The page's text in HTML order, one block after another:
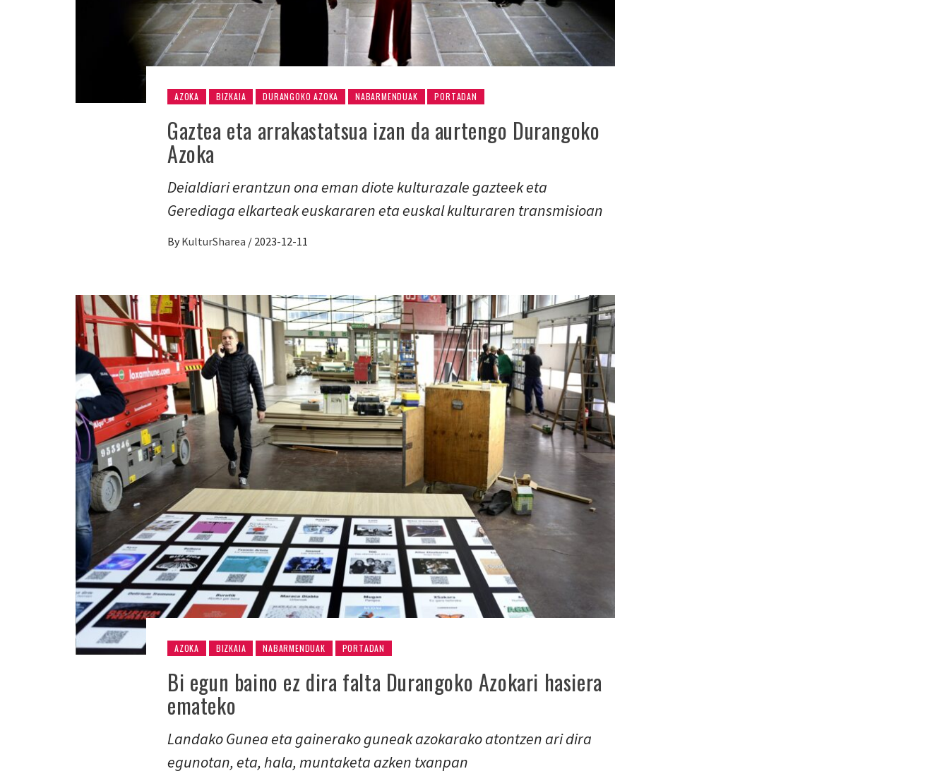
AZOKA BIZKAIA DURANGOKO AZOKA NABARMENDUAK PORTADAN
Gaztea eta arrakastatsua izan da aurtengo Durangoko
Azoka
Deialdiari erantzun ona eman diote kulturazale gazteek eta
Gerediaga elkarteak euskararen eta euskal kulturaren transmisioan
By KulturSharea / 2023-12-11
AZOKA BIZKAIA NABARMENDUAK PORTADAN
Bi egun baino ez dira falta Durangoko Azokari hasiera
emateko
Landako Gunea eta gainerako guneak azokarako atontzen ari dira
egunotan, eta, hala, muntaketa azken txanpan